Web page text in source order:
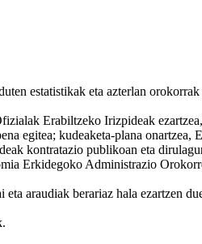
estatistikak eta azterlan orokorrak
Erabiltzeko Irizpideak
egitea; kudeaketa-plana onartzea,
kontratazio publikoan eta
Erkidegoko Administrazio
araudiak berariaz hala ezartzen